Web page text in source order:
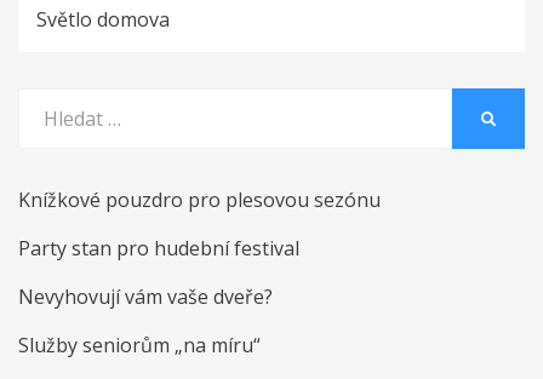
Světlo domova
Knížkové pouzdro pro plesovou sezónu
Party stan pro hudební festival
Nevyhovují vám vaše dveře?
Služby seniorům „na míru“